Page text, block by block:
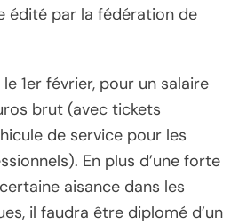
édité par la fédération de
1er février, pour un salaire
brut (avec tickets
de service pour les
En plus d’une forte
aisance dans les
il faudra être diplomé d’un